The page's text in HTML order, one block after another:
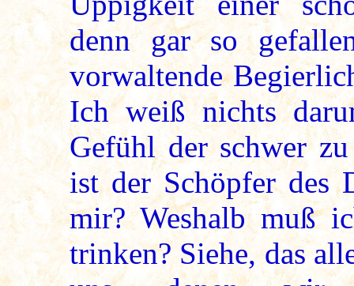
denn gar so
vorwaltende
Ich weiß nichts
Gefühl der schwer
ist der Schöpfer des
mir? Weshalb muß
trinken? Siehe, das